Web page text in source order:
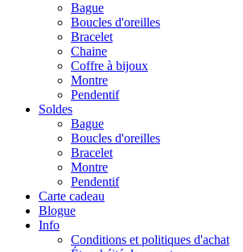
Bague
Boucles d'oreilles
Bracelet
Chaine
Coffre à bijoux
Montre
Pendentif
Soldes
Bague
Boucles d'oreilles
Bracelet
Montre
Pendentif
Carte cadeau
Blogue
Info
Conditions et politiques d'achat